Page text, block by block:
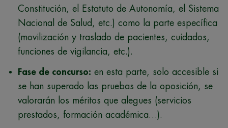
Constitución, el Estatuto de Autonomía, el Sistema
Nacional de Salud, etc.) como la parte específica
(movilización y traslado de pacientes, cuidados,
funciones de vigilancia, etc.).
Fase de concurso: en esta parte, solo accesible si
se han superado las pruebas de la oposición, se
valorarán los méritos que alegues (servicios
prestados, formación académica…).